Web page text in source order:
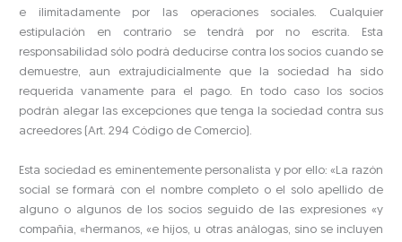
e ilimitadamente por las operaciones sociales. Cualquier
estipulación en contrario se tendrá por no escrita. Esta
responsabilidad sólo podrá deducirse contra los socios cuando se
demuestre, aun extrajudicialmente que la sociedad ha sido
requerida vanamente para el pago. En todo caso los socios
podrán alegar las excepciones que tenga la sociedad contra sus
acreedores (Art. 294 Código de Comercio).
Esta sociedad es eminentemente personalista y por ello: «La razón
social se formará con el nombre completo o el solo apellido de
alguno o algunos de los socios seguido de las expresiones «y
compañía, «hermanos, «e hijos, u otras análogas, sino se incluyen